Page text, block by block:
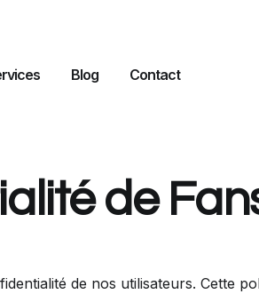
Blog Contact
de
de nos utilisateurs. Cette